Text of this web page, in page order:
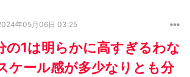
年05月06日 03:25
の1は明らかに高すぎるわな
ケール感が多少なりとも分